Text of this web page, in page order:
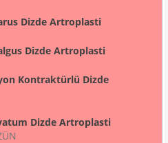
Dizde Artroplasti
Dizde Artroplasti
Kontraktürlü Dizde
Dizde Artroplasti